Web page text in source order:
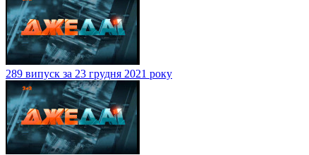
289 випуск за 23 грудня 2021 року